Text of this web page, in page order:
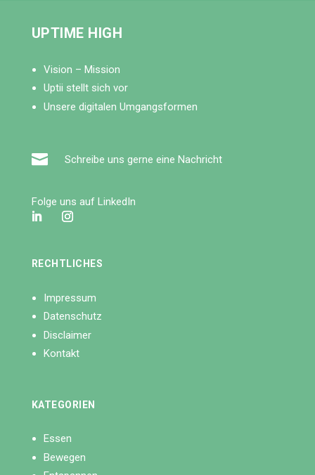
UPTIME HIGH
Vision – Mission
Uptii stellt sich vor
Unsere digitalen Umgangsformen
 Schreibe uns gerne eine Nachricht
Folge uns auf LinkedIn
RECHTLICHES
Impressum
Datenschutz
Disclaimer
Kontakt
KATEGORIEN
Essen
Bewegen